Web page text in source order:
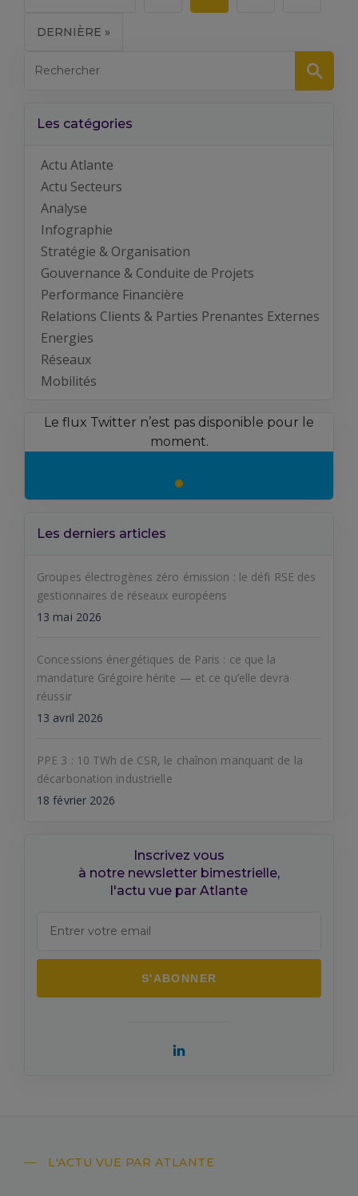
DERNIÈRE »
Les catégories
Actu Atlante
Actu Secteurs
Analyse
Infographie
Stratégie & Organisation
Gouvernance & Conduite de Projets
Performance Financière
Relations Clients & Parties Prenantes Externes
Energies
Réseaux
Mobilités
Le flux Twitter n’est pas disponible pour le
moment.
Les derniers articles
Groupes électrogènes zéro émission : le défi RSE des
gestionnaires de réseaux européens
13 mai 2026
Concessions énergétiques de Paris : ce que la
mandature Grégoire hérite — et ce qu’elle devra
réussir
13 avril 2026
PPE 3 : 10 TWh de CSR, le chaînon manquant de la
décarbonation industrielle
18 février 2026
Inscrivez vous
à notre newsletter bimestrielle,
l'actu vue par Atlante
L'ACTU VUE PAR ATLANTE